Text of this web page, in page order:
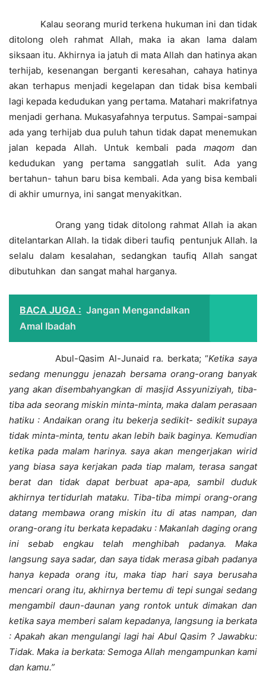
Kalau seorang murid terkena hukuman ini dan tidak
ditolong oleh rahmat Allah, maka ia akan lama dalam
siksaan itu. Akhirnya ia jatuh di mata Allah dan hatinya akan
terhijab, kesenangan berganti keresahan, cahaya hatinya
akan terhapus menjadi kegelapan dan tidak bisa kembali
lagi kepada kedudukan yang pertama. Matahari makrifatnya
menjadi gerhana. Mukasyafahnya terputus. Sampai-sampai
ada yang terhijab dua puluh tahun tidak dapat menemukan
jalan kepada Allah. Untuk kembali pada maqomdan
kedudukan yang pertama sanggatlah sulit. Ada yang
bertahun- tahun baru bisa kembali. Ada yang bisa kembali
di akhir umurnya, ini sangat menyakitkan.
Orang yang tidak ditolong rahmat Allah ia akan
ditelantarkan Allah. Ia tidak diberi taufiq pentunjuk Allah. Ia
selalu dalam kesalahan, sedangkan taufiq Allah sangat
dibutuhkan dan sangat mahal harganya.
BACA JUGA : Jangan Mengandalkan
Amal Ibadah
Abul-Qasim Al-Junaid ra. berkata; “Ketika saya
sedang menunggu jenazah bersama orang-orang banyak
yang akan disembahyangkan di masjid Assyuniziyah, tiba-
tiba ada seorang miskin minta-minta, maka dalam perasaan
hatiku : Andaikan orang itu bekerja sedikit- sedikit supaya
tidak minta-minta, tentu akan lebih baik baginya. Kemudian
ketika pada malam harinya. saya akan mengerjakan wirid
yang biasa saya kerjakan pada tiap malam, terasa sangat
berat dan tidak dapat berbuat apa-apa, sambil duduk
akhirnya tertidurlah mataku. Tiba-tiba mimpi orang-orang
datang membawa orang miskin itu di atas nampan, dan
orang-orang itu berkata kepadaku : Makanlah daging orang
ini sebab engkau telah menghibah padanya. Maka
langsung saya sadar, dan saya tidak merasa gibah padanya
hanya kepada orang itu, maka tiap hari saya berusaha
mencari orang itu, akhirnya bertemu di tepi sungai sedang
mengambil daun-daunan yang rontok untuk dimakan dan
ketika saya memberi salam kepadanya, langsung ia berkata
: Apakah akan mengulangi lagi hai Abul Qasim ? Jawabku:
Tidak. Maka ia berkata: Semoga Allah mengampunkan kami
dan kamu.”